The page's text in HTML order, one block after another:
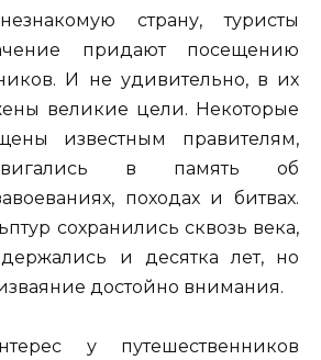
страну, туристы
придают посещению
И не удивительно, в их
великие цели. Некоторые
известным правителям,
в память об
походах и битвах.
сохранились сквозь века,
и десятка лет, но
достойно внимания.
у путешественников